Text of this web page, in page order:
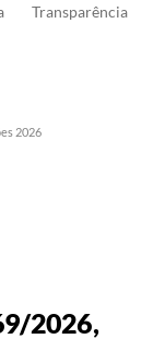
Transparência
2026
2026,